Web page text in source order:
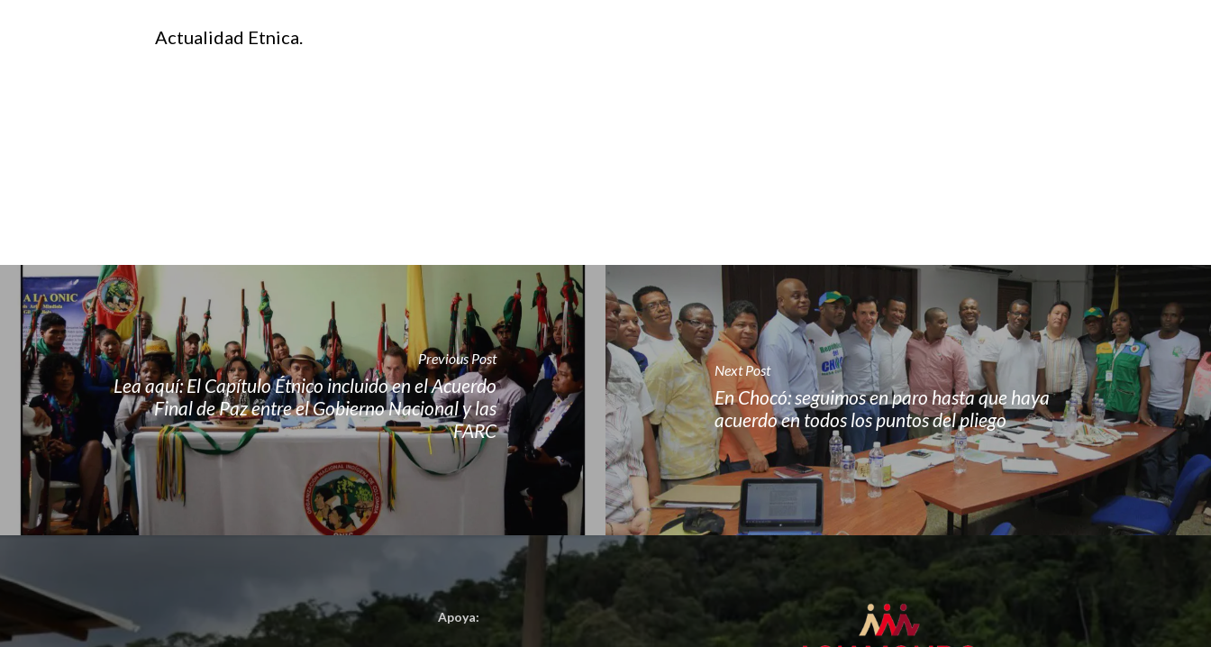
Actualidad Etnica.
Previous Post
Lea aquí: El Capítulo Étnico incluido en el Acuerdo
Final de Paz entre el Gobierno Nacional y las
FARC
Next Post
En Chocó: seguimos en paro hasta que haya
acuerdo en todos los puntos del pliego
Apoya: